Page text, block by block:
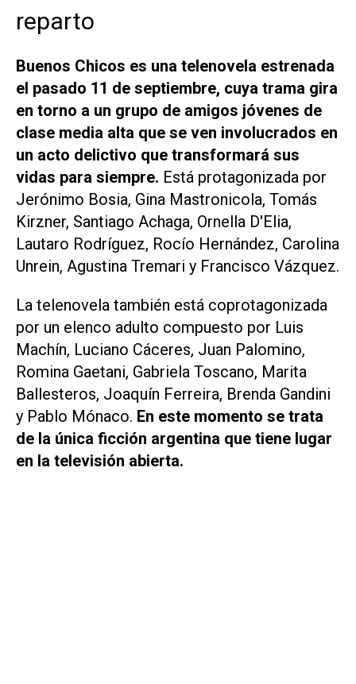
reparto
Buenos Chicos es una telenovela estrenada
el pasado 11 de septiembre, cuya trama gira
en torno a un grupo de amigos jóvenes de
clase media alta que se ven involucrados en
un acto delictivo que transformará sus
vidas para siempre. Está protagonizada por
Jerónimo Bosia, Gina Mastronicola, Tomás
Kirzner, Santiago Achaga, Ornella D'Elia,
Lautaro Rodríguez, Rocío Hernández, Carolina
Unrein, Agustina Tremari y Francisco Vázquez.
La telenovela también está coprotagonizada
por un elenco adulto compuesto por Luis
Machín, Luciano Cáceres, Juan Palomino,
Romina Gaetani, Gabriela Toscano, Marita
Ballesteros, Joaquín Ferreira, Brenda Gandini
y Pablo Mónaco. En este momento se trata
de la única ficción argentina que tiene lugar
en la televisión abierta.